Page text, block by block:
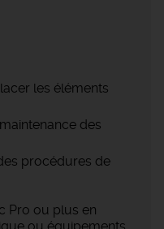
les éléments
des
procédures de
Pro ou plus en